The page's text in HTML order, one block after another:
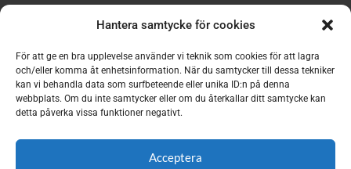
Hantera samtycke för cookies
För att ge en bra upplevelse använder vi teknik som cookies för att lagra
och/eller komma åt enhetsinformation. När du samtycker till dessa tekniker
kan vi behandla data som surfbeteende eller unika ID:n på denna
webbplats. Om du inte samtycker eller om du återkallar ditt samtycke kan
detta påverka vissa funktioner negativt.
Acceptera
Esbri play
Om Esbri
Håll dig uppdaterad med vårt nyhetsbrev!
Prenumerera här